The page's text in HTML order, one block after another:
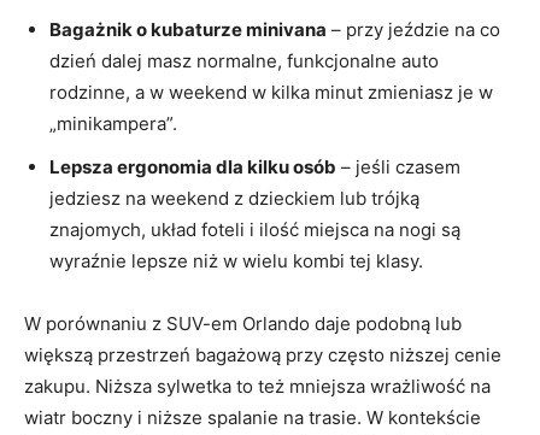
Bagażnik o kubaturze minivana – przy jeździe na co
dzień dalej masz normalne, funkcjonalne auto
rodzinne, a w weekend w kilka minut zmieniasz je w
„minikampera”.
Lepsza ergonomia dla kilku osób – jeśli czasem
jedziesz na weekend z dzieckiem lub trójką
znajomych, układ foteli i ilość miejsca na nogi są
wyraźnie lepsze niż w wielu kombi tej klasy.
W porównaniu z SUV-em Orlando daje podobną lub
większą przestrzeń bagażową przy często niższej cenie
zakupu. Niższa sylwetka to też mniejsza wrażliwość na
wiatr boczny i niższe spalanie na trasie. W kontekście